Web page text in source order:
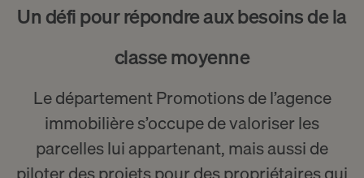
Un défi pour répondre aux besoins de la
classe moyenne
Le département Promotions de l’agence
immobilières’occupe de valoriser les
parcelles lui appartenant, mais aussi de